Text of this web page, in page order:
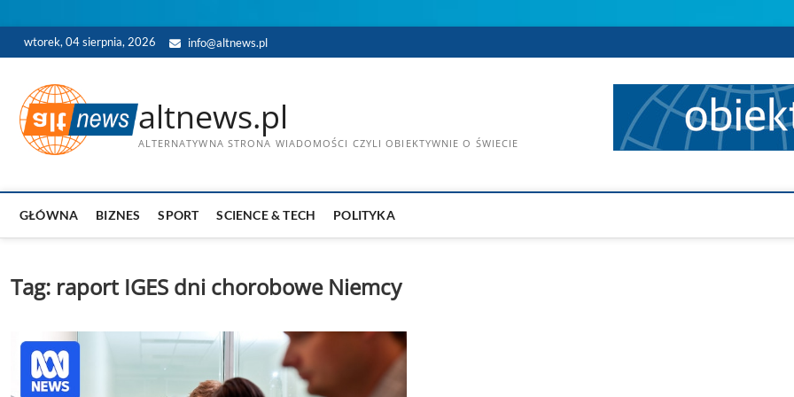
to
wtorek, 04 sierpnia, 2026 info@altnews.pl
altnews.pl
ALTERNATYWNA STRONA WIADOMOŚCI CZYLI OBIEKTYWNIE O ŚWIECIE
GŁÓWNA BIZNES SPORT SCIENCE & TECH POLITYKA
Tag: raport IGES dni chorobowe Niemcy